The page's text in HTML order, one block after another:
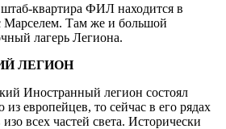
квартира ФИЛ находится в
Марселем. Там же и большой
лагерь Легиона.
ЛЕГИОН
Иностранный легион состоял
европейцев, то сейчас в его рядах
всех частей света. Исторически